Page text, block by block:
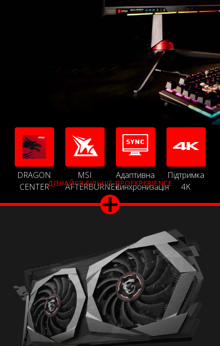
DRAGON
CENTER
MSI
AFTERBURNER
Адаптивна
синхронизація
Підтримка
4K
ДІЗНАЙСЯ БІЛЬШЕ ПРОEXPERIENCE